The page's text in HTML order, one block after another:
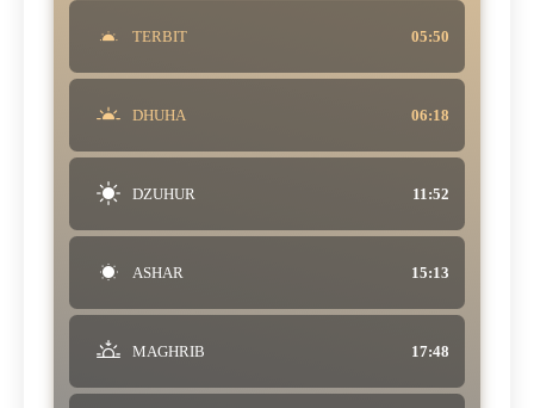
TERBIT 05:50
DHUHA 06:18
DZUHUR 11:52
ASHAR 15:13
MAGHRIB 17:48